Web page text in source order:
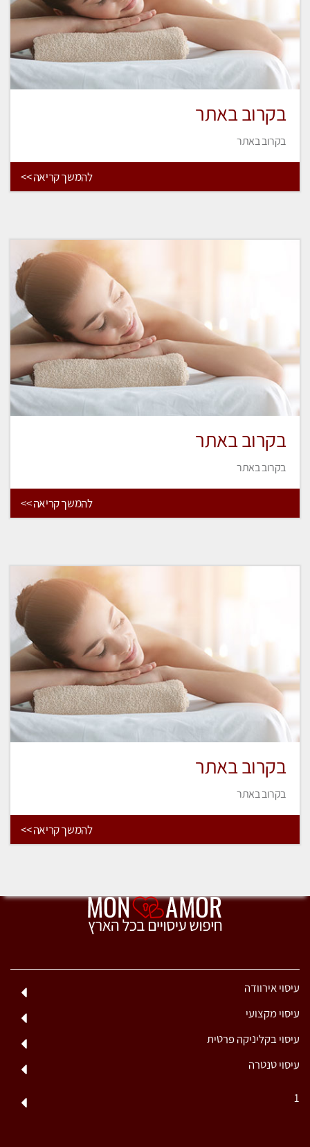
בקרוב באתר
בקרוב באתר
להמשך קריאה >>
בקרוב באתר
בקרוב באתר
להמשך קריאה >>
בקרוב באתר
בקרוב באתר
להמשך קריאה >>
עיסוי אירוודה
עיסוי מקצועי
עיסוי בקליניקה פרטית
עיסוי טנטרה
1